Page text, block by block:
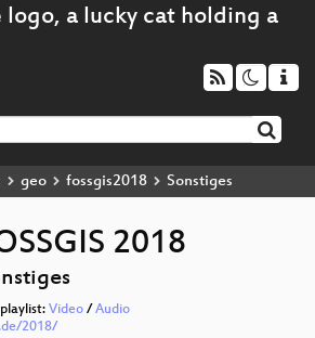
geo fossgis2018 Sonstiges
2018
Video / Audio
2018/